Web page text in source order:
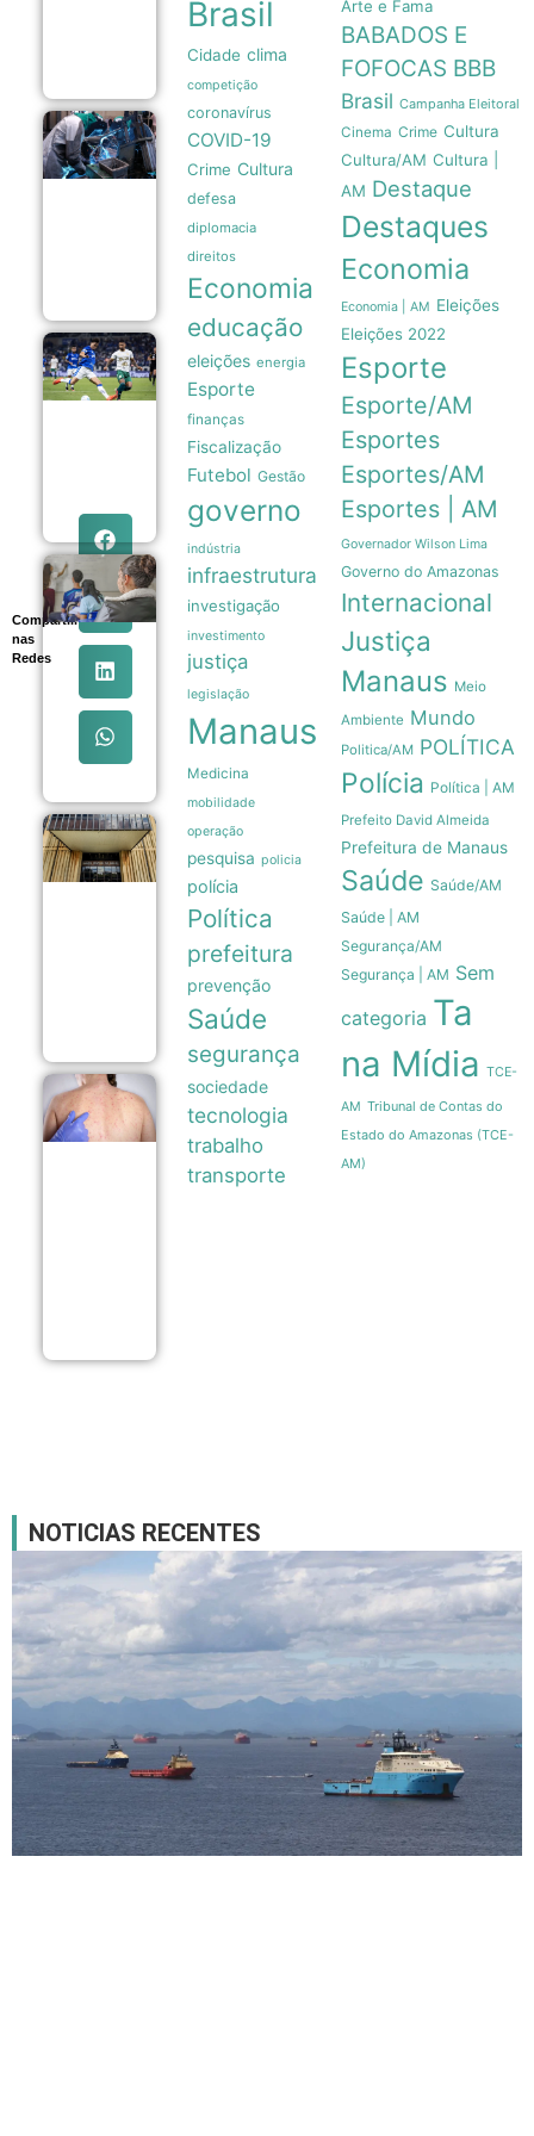
Compartilhe
nas
Redes
Campos
totalmente
05/08
Taxa Selic
em 14% ao
ano é
insuficiente
para
impulsionar
brasileira
05/08
Copa do
Brasil:
Cruzeiro
e Grêmio
avançam
quartas
de final
05/08
Ideb
registra
maior
evolução
da
educação
em duas
décadas
05/08
Copom
reduz
taxa
Selic
para
14% ao
ano em
novo
ajuste
gradual
05/08
Anamt
recomenda
companhias
facilitem
vacinação
Brasil
Cidade clima
competição
coronavírus
COVID-19
Crime Cultura
defesa
diplomacia
direitos
Economia
educação
eleições energia
Esporte
finanças
Fiscalização
Futebol Gestão
governo
indústria
infraestrutura
investigação
investimento
justiça
legislação
Manaus
Medicina
mobilidade
operação
pesquisa policia
polícia
Política
prefeitura
prevenção
Saúde
segurança
sociedade
tecnologia
trabalho
transporte
Arte e Fama
BABADOS E
FOFOCAS BBB
Brasil Campanha Eleitoral
Cinema Crime Cultura
Cultura/AM Cultura |
AM Destaque
Destaques
Economia
Economia | AM Eleições
Eleições 2022
Esporte
Esporte/AM
Esportes
Esportes/AM
Esportes | AM
Governador Wilson Lima
Governo do Amazonas
Internacional
Justiça
Manaus Meio
Ambiente Mundo
Politica/AM POLÍTICA
Polícia Política | AM
Prefeito David Almeida
Prefeitura de Manaus
Saúde Saúde/AM
Saúde | AM
Segurança/AM
Segurança | AM Sem
categoria Ta
na Mídia TCE-
AM Tribunal de Contas do
Estado do Amazonas (TCE-
AM)
NOTICIAS RECENTES